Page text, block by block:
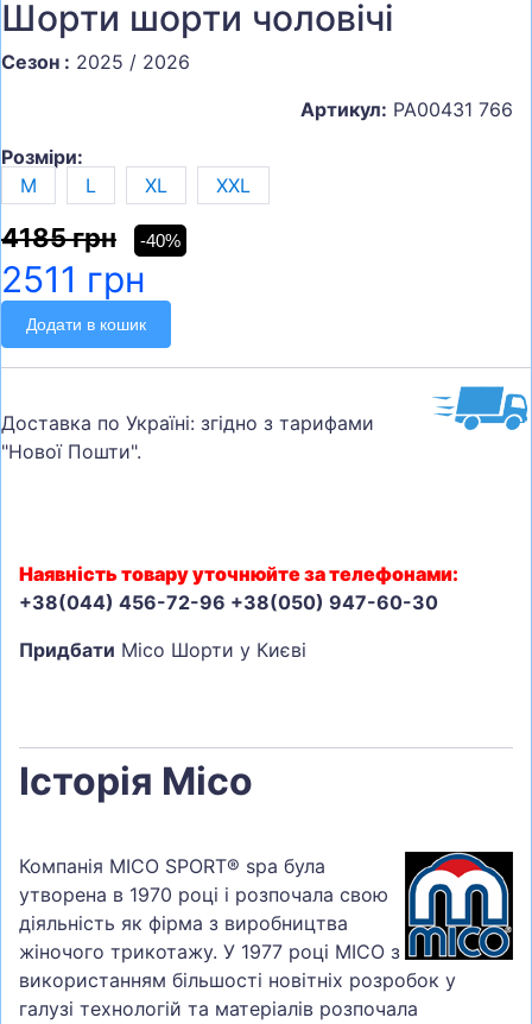
Шорти шорти чоловічі
Сезон : 2025 / 2026
Артикул: PA00431 766
Розміри:
M
L XL XXL
4185 грн -40%
2511 грн
Додати в кошик
Доставка по Україні: згідно з тарифами
"Нової Пошти".
Наявність товару уточнюйте за телефонами:
+38(044) 456-72-96 +38(050) 947-60-30
Придбати Mico Шорти у Києві
Історія Mico
Компанія MICO SPORT® spa була
утворена в 1970 році і розпочала свою
діяльність як фірма з виробництва
жіночого трикотажу. У 1977 році MICO з
використанням більшості новітніх розробок у
галузі технологій та матеріалів розпочала